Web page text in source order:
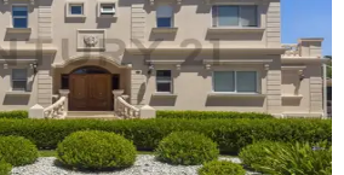
dependencia de servicio,
para 2 autos
premium. DVH, persianas y
radiante, aire individual por